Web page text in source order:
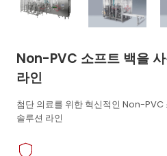
Non-PVC 소프트 백을
라인
첨단 의료를 위한 혁신적인 Non-PVC
솔루션 라인